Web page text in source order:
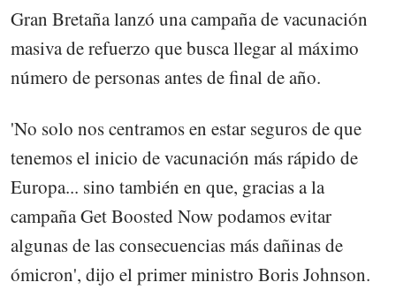
Gran Bretaña lanzó una campaña de vacunación
masiva de refuerzo que busca llegar al máximo
número de personas antes de final de año.
'No solo nos centramos en estar seguros de que
tenemos el inicio de vacunación más rápido de
Europa... sino también en que, gracias a la
campaña Get Boosted Now podamos evitar
algunas de las consecuencias más dañinas de
ómicron', dijo el primer ministro Boris Johnson.